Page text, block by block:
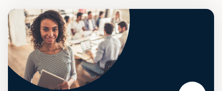
apprentissage automatique
Un microcertificat qui te permet de développer des compétences en
collecte et analyse de données numériquespour en extraire des
informations pertinentes.